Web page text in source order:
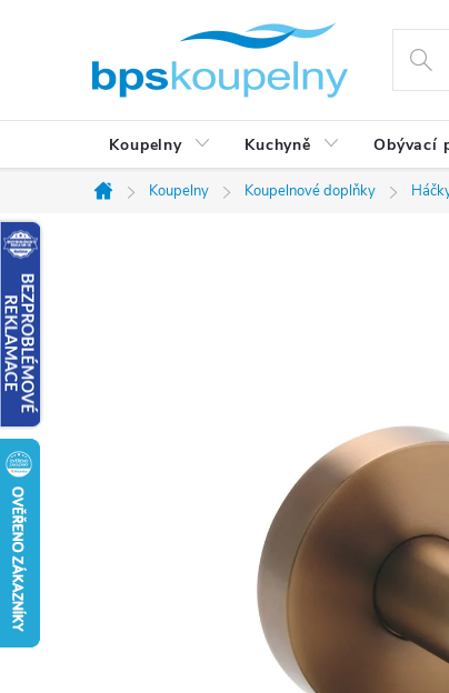
Koupelny Kuchyně Obývací
Domů
Koupelny Koupelnové doplňky